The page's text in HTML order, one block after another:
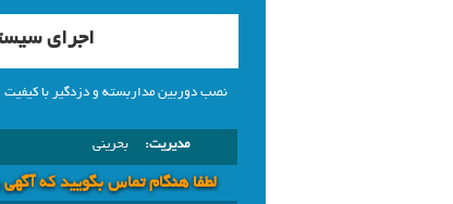
اجرای
نصب دوربین مداربسته و دزدگیر با کیفیت
مدیریت: بحرینی
لطفا هنگام تماس بگویید که